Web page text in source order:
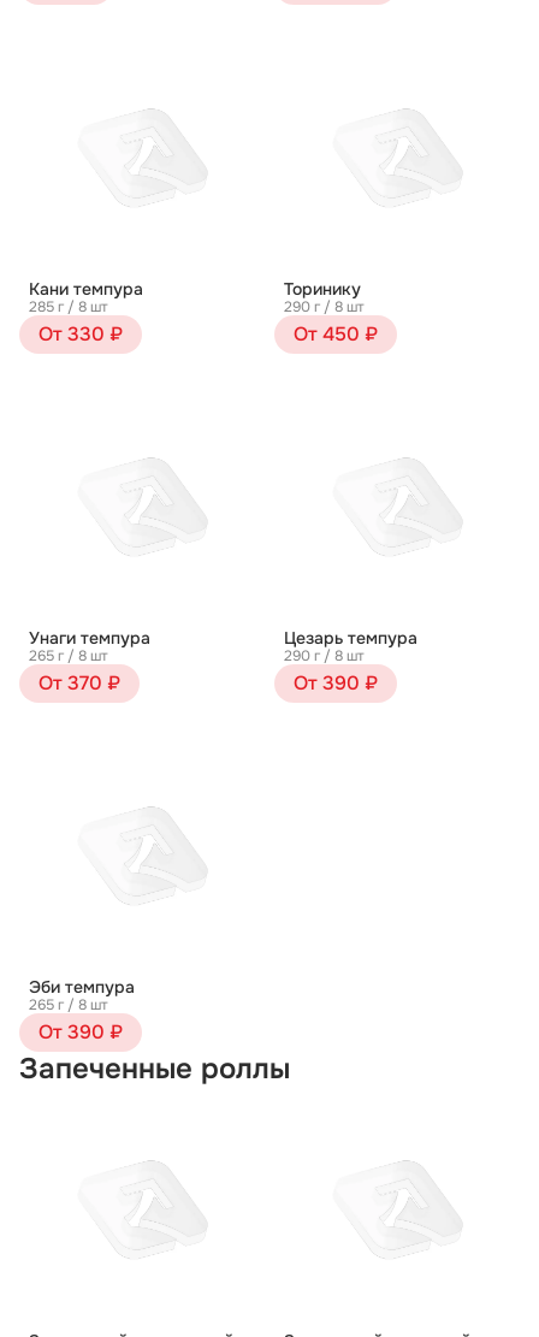
Кани темпура
285 г / 8 шт
От 330 ₽
Торинику
290 г / 8 шт
От 450 ₽
Унаги темпура
265 г / 8 шт
От 370 ₽
Цезарь темпура
290 г / 8 шт
От 390 ₽
Эби темпура
265 г / 8 шт
От 390 ₽
Запеченные роллы